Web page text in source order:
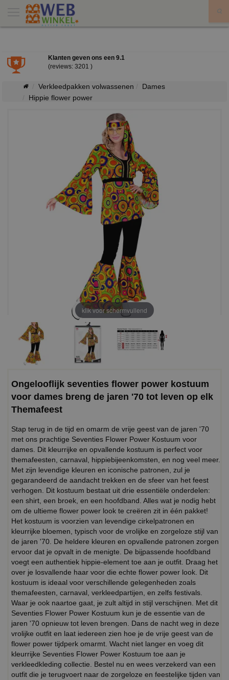
Klanten geven ons een 9.1
(reviews: 3201 )
Verkleedpakken volwassenen
Dames
Hippie flower power
klik voor schermvullend
Ongelooflijk seventies flower power kostuum
voor dames breng de jaren '70 tot leven op elk
Themafeest
Stap terug in de tijd en omarm de vrije geest van de jaren '70
met ons prachtige Seventies Flower Power Kostuum voor
dames. Dit kleurrijke en opvallende kostuum is perfect voor
themafeesten, carnaval, hippiebijeenkomsten, en nog veel meer.
Met zijn levendige kleuren en iconische patronen, zul je
gegarandeerd de aandacht trekken en de sfeer van het feest
verhogen. Dit kostuum bestaat uit drie essentiële onderdelen:
een shirt, een broek, en een hoofdband. Alles wat je nodig hebt
om de ultieme flower power look te creëren zit in één pakket!
Het kostuum is voorzien van levendige cirkelpatronen en
kleurrijke bloemen, typisch voor de vrolijke en zorgeloze stijl van
de jaren '70. De heldere kleuren en opvallende patronen zorgen
ervoor dat je opvalt in de menigte. De bijpassende hoofdband
voegt een authentiek hippie-element toe aan je outfit. Draag het
over je losvallende haar voor die echte flower power look. Dit
kostuum is ideaal voor verschillende gelegenheden zoals
themafeesten, carnaval, verkleedpartijen, en zelfs festivals.
Waar je ook naartoe gaat, je zult altijd in stijl verschijnen. Met dit
Seventies Flower Power Kostuum kun je de essentie van de
jaren '70 opnieuw tot leven brengen. Dans de nacht weg in deze
vrolijke outfit en laat iedereen zien hoe je de vrije geest van de
flower power tijdperk omarmt. Wacht niet langer en voeg dit
kleurrijke Seventies Flower Power Kostuum toe aan je
verkleedkleding collectie. Bestel nu en wees verzekerd van een
outfit die je terugvoert naar de zorgeloze en feestelijke tijden van